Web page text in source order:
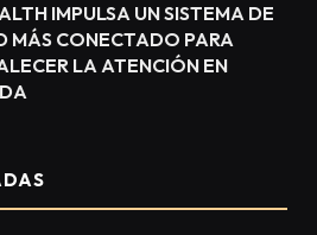
IMPULSA UN SISTEMA DE
MÁS CONECTADO PARA
LA ATENCIÓN EN